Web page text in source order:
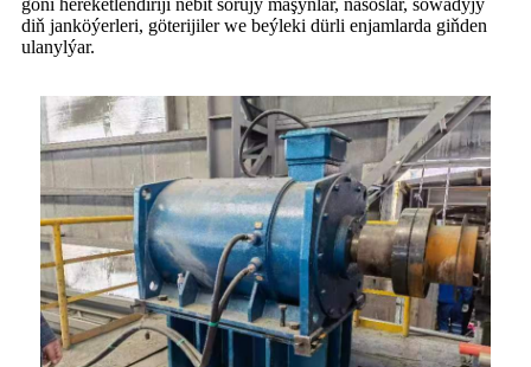
diň janköýerleri, göterijiler we beýleki dürli enjamlarda giňden
ulanylýar.